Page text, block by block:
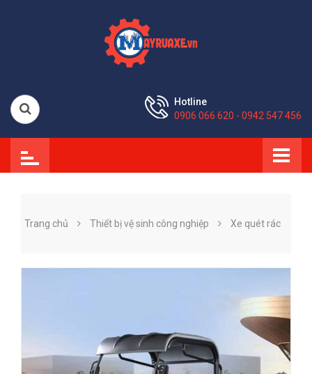
Hotline
0906 066 620 - 0942 547 456
Trang chủ Thiết bị vệ sinh công nghiệp Xe quét rác